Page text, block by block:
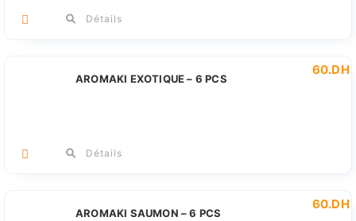
Détails
AROMAKI EXOTIQUE – 6 PCS
60.DH
Détails
AROMAKI SAUMON – 6 PCS
60.DH